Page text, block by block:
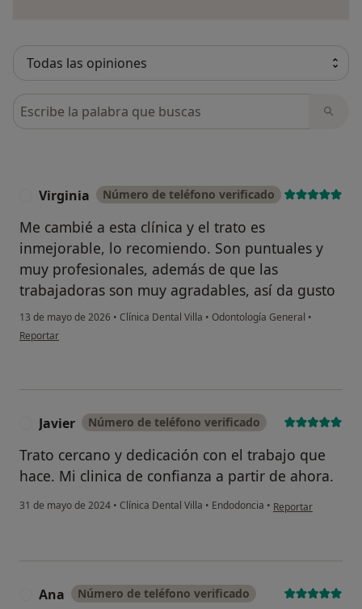
Busca en opiniones
Virginia Número de teléfono verificado
Me cambié a esta clínica y el trato es
inmejorable, lo recomiendo. Son puntuales y
muy profesionales, además de que las
trabajadoras son muy agradables, así da gusto
13 de mayo de 2026 • Clínica Dental Villa • Odontología General •
en opinión del usuario Virginia
Reportar
Javier Número de teléfono verificado
Trato cercano y dedicación con el trabajo que
hace. Mi clinica de confianza a partir de ahora.
31 de mayo de 2024 • Clínica Dental Villa • Endodoncia • en opinión del
Reportar
Ana Número de teléfono verificado